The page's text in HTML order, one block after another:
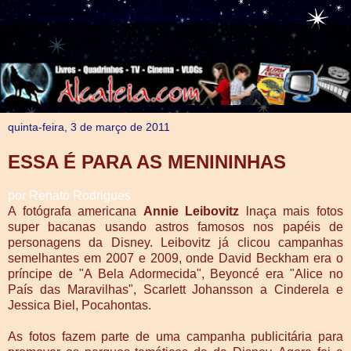
quinta-feira, 3 de março de 2011
ESSA É PARA AS MENININHAS
por Renato Rodrigues
A fotógrafa americana Annie Leibovitz lnaça mais fotos
super bacanas usando astros famosos nos papéis de
personagens da Disney. Leibovitz já clicou campanhas
semelhantes em 2007 e 2009, onde David Beckham era o
príncipe de "A Bela Adormecida", Beyoncé era "Alice no
País das Maravilhas", Scarlett Johansson a Cinderela e
Jessica Biel, Pocahontas.
As fotos fazem parte de uma campanha publicitária para